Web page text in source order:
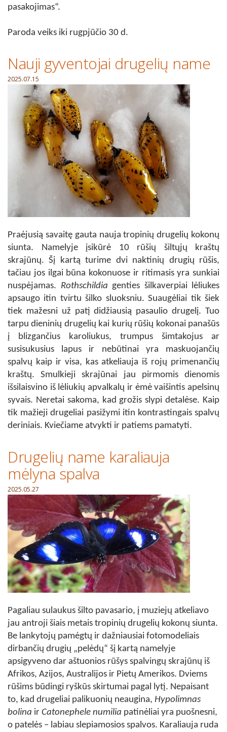
pasakojimas“.
Paroda veiks iki rugpjūčio 30 d.
Nauji gyventojai drugelių name
2025.07.15
Praėjusią savaitę gauta nauja tropinių drugelių kokonų
siunta. Namelyje įsikūrė 10 rūšių šiltųjų kraštų
skrajūnų. Šį kartą turime dvi naktinių drugių rūšis,
tačiau jos ilgai būna kokonuose ir ritimasis yra sunkiai
nuspėjamas. Rothschildia genties šilkaverpiai lėliukes
apsaugo itin tvirtu šilko sluoksniu. Suaugėliai tik šiek
tiek mažesni už patį didžiausią pasaulio drugelį. Tuo
tarpu dieninių drugelių kai kurių rūšių kokonai panašūs
į blizgančius karoliukus, trumpus šimtakojus ar
susisukusius lapus ir nebūtinai yra maskuojančių
spalvų kaip ir visa, kas atkeliauja iš rojų primenančių
kraštų. Smulkieji skrajūnai jau pirmomis dienomis
išsilaisvino iš lėliukių apvalkalų ir ėmė vaišintis apelsinų
syvais. Neretai sakoma, kad grožis slypi detalėse. Kaip
tik mažieji drugeliai pasižymi itin kontrastingais spalvų
deriniais. Kviečiame atvykti ir patiems pamatyti.
Drugelių name karaliauja
mėlyna spalva
2025.05.27
Pagaliau sulaukus šilto pavasario, į muziejų atkeliavo
jau antroji šiais metais tropinių drugelių kokonų siunta.
Be lankytojų pamėgtų ir dažniausiai fotomodeliais
dirbančių drugių „pelėdų“ šį kartą namelyje
apsigyveno dar aštuonios rūšys spalvingų skrajūnų iš
Afrikos, Azijos, Australijos ir Pietų Amerikos. Dviems
rūšims būdingi ryškūs skirtumai pagal lytį. Nepaisant
to, kad drugeliai palikuonių neaugina, Hypolimnas
bolina ir Catonephele numilia patinėliai yra puošnesni,
o patelės – labiau slepiamosios spalvos. Karaliauja ruda